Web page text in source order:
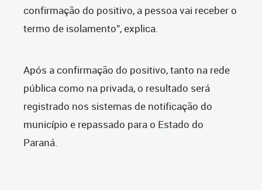
confirmação do positivo, a pessoa vai receber o
termo de isolamento”, explica.
Após a confirmação do positivo, tanto na rede
pública como na privada, o resultado será
registrado nos sistemas de notificação do
município e repassado para o Estado do
Paraná.